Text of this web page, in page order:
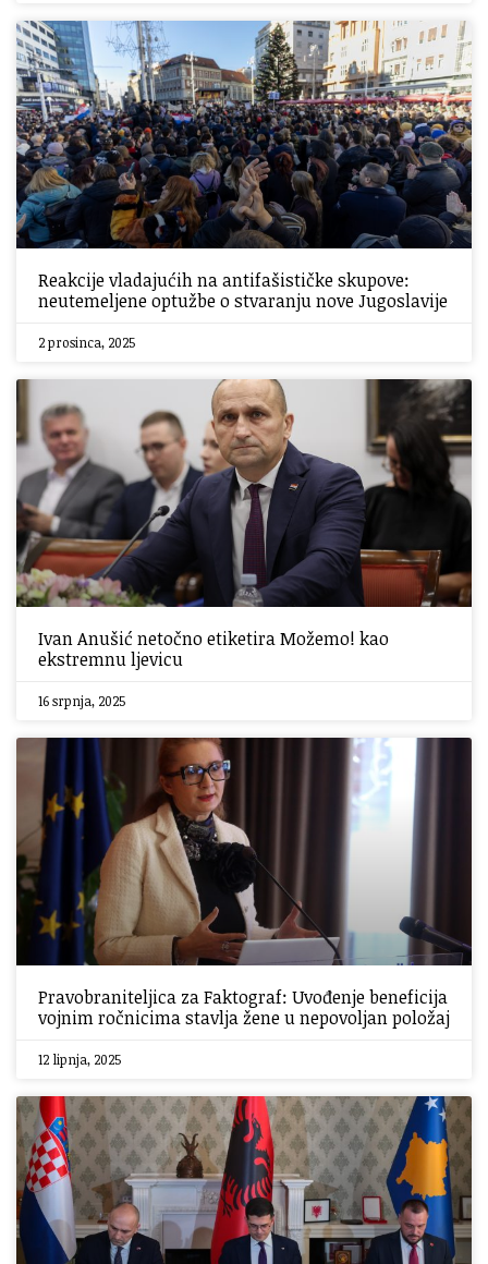
Reakcije vladajućih na antifašističke skupove:
neutemeljene optužbe o stvaranju nove Jugoslavije
2 prosinca, 2025
Ivan Anušić netočno etiketira Možemo! kao
ekstremnu ljevicu
16 srpnja, 2025
Pravobraniteljica za Faktograf: Uvođenje beneficija
vojnim ročnicima stavlja žene u nepovoljan položaj
12 lipnja, 2025